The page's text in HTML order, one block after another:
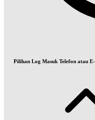
Pilihan Log Masuk Telefon atau